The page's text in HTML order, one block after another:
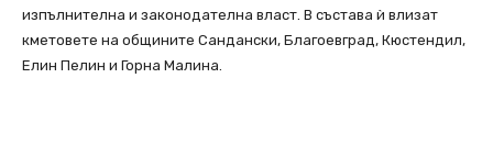
изпълнителна и законодателна власт. В състава ѝ влизат
кметовете на общините Сандански, Благоевград, Кюстендил,
Елин Пелин и Горна Малина.